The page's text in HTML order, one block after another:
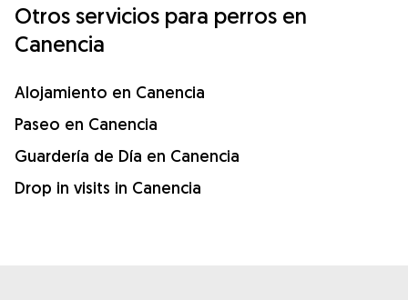
Otros servicios para perros en
Canencia
Alojamiento en Canencia
Paseo en Canencia
Guardería de Día en Canencia
Drop in visits in Canencia